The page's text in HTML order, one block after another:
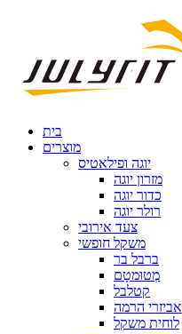
בית
מוצרים
יוגה ופילאטיס
מזרון יוגה
כדור יוגה
רולר יוגה
צעד אירובי
משקל חופשי
ברבל בר
מְטוּמטָם
קטלבל
אביזרי הרמה
לוחית משקל